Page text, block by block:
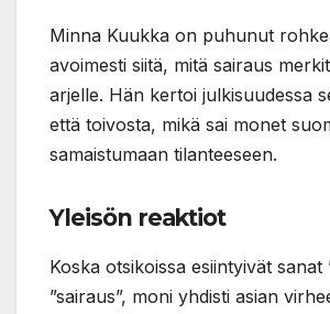
Minna Kuukka on puhunut
avoimesti siitä, mitä sairaus
arjelle. Hän kertoi julkisuudessa
että toivosta, mikä sai monet
samaistumaan tilanteeseen.
Yleisön reaktiot
Koska otsikoissa esiintyivät sanat
”sairaus”, moni yhdisti asian